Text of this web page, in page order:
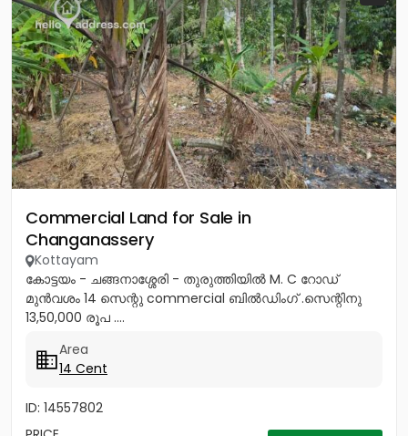
Commercial Land for Sale in
Changanassery
Kottayam
കോട്ടയം - ചങ്ങനാശ്ശേരി - തുരുത്തിയിൽ M. C റോഡ്
മുൻവശം 14 സെന്റു commercial ബിൽഡിംഗ് .സെന്റിനു
13,50,000 രൂപ ....
Area
14 Cent
ID: 14557802